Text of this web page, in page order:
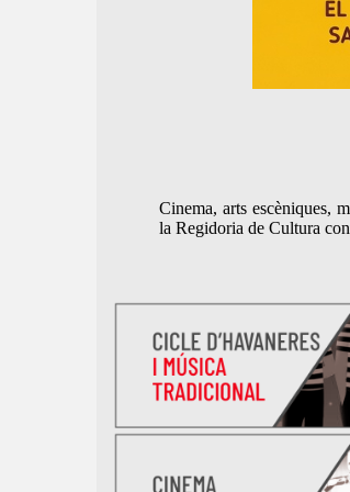
Cinema, arts escèniques,
la Regidoria de Cultura